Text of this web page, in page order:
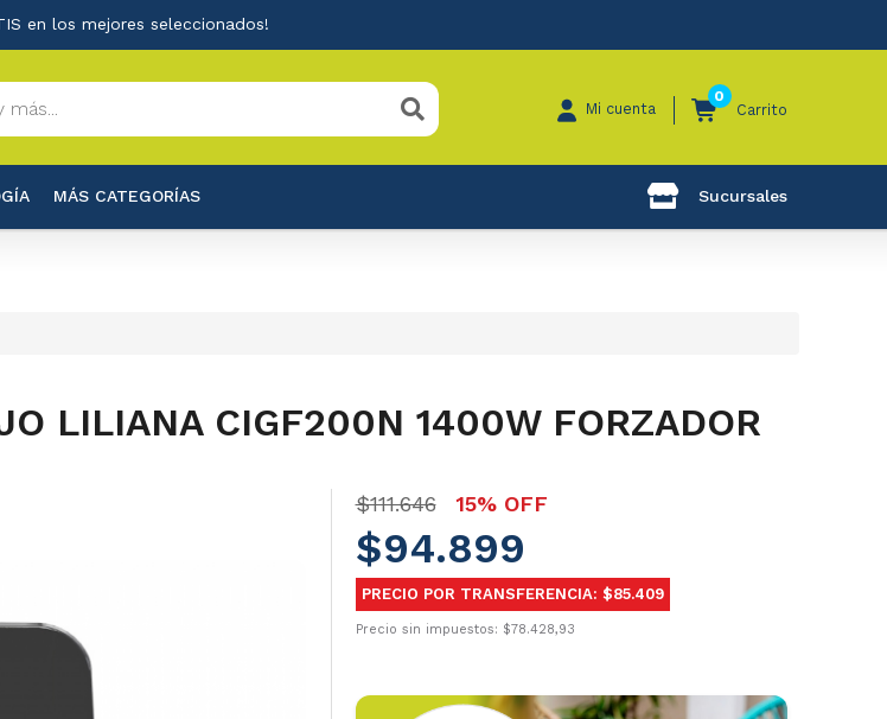
en los mejores seleccionados!
Mi cuenta
0
Carrito
MÁS CATEGORÍAS Sucursales
LILIANA CIGF200N 1400W FORZADOR
$111.646 15% OFF
$94.899
PRECIO POR TRANSFERENCIA: $85.409
Precio sin impuestos: $78.428,93